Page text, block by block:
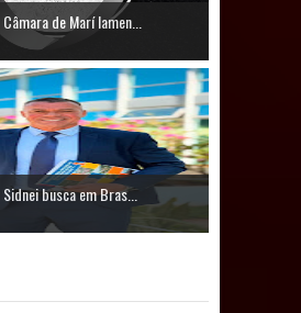
são referentes a
históricos
Prefeitura de Sapé abre
para Programa CNH
veja documentação
de Marí lamen...
busca em Bras...